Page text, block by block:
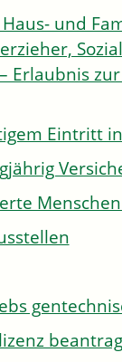
und
Erlaubnis
Eintritt